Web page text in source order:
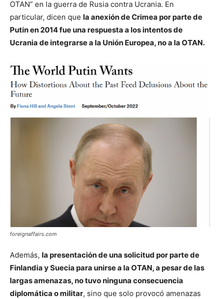
OTAN” en la guerra de Rusia contra Ucrania. En
particular, dicen que la anexión de Crimea por parte de
Putin en 2014 fue una respuesta a los intentos de
Ucrania de integrarse a la Unión Europea, no a la OTAN.
foreignaffairs.com
Además, la presentación de una solicitud por parte de
Finlandia y Suecia para unirse a la OTAN, a pesar de las
largas amenazas, no tuvo ninguna consecuencia
diplomática o militar, sino que solo provocó amenazas